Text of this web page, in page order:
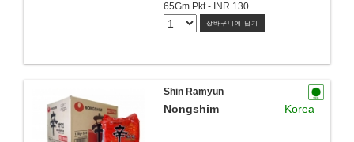
65Gm Pkt - INR 130
장바구니에 담기
Shin Ramyun
Nongshim Korea